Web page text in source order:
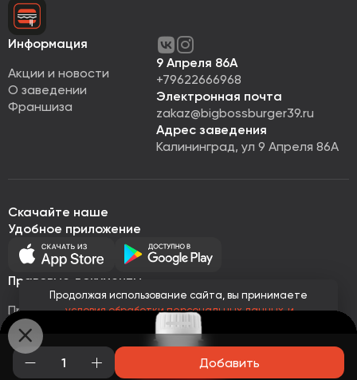
Информация
Акции и новости
О заведении
Франшиза
9 Апреля 86А
+79622666968
Электронная почта
zakaz@bigbossburger39.ru
Адрес заведения
Калининград, ул 9 Апреля 86А
Скачайте наше
Удобное приложение
Правовые документы
Правовая информация
Политика обработки персональных данных
Публичная оферта
© Все права защищены 2026
Работает на
Продолжая использование сайта, вы принимаете
условия обработки персональных данныхи
соглашаетесь с использованием аналитических файлов
ПонятноДобавить